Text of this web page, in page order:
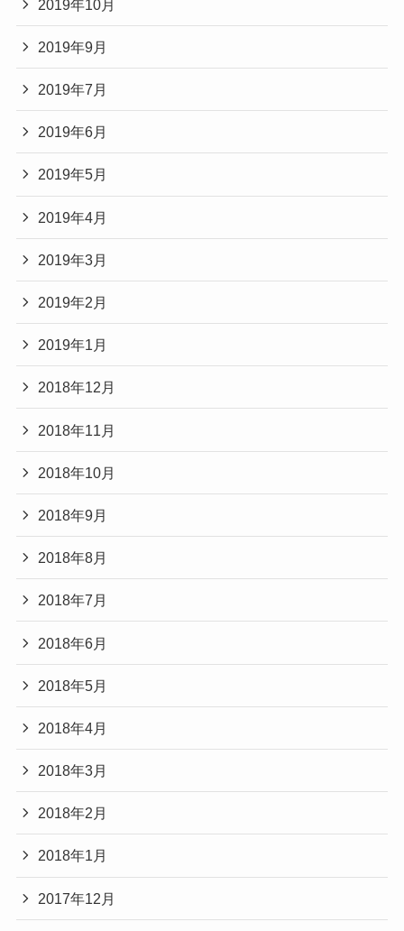
2019年10月
2019年9月
2019年7月
2019年6月
2019年5月
2019年4月
2019年3月
2019年2月
2019年1月
2018年12月
2018年11月
2018年10月
2018年9月
2018年8月
2018年7月
2018年6月
2018年5月
2018年4月
2018年3月
2018年2月
2018年1月
2017年12月